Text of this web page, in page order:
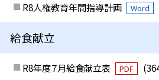
R8人権教育年間指導計画 Word
給食献立
R8年度７月給食献立表 PDF